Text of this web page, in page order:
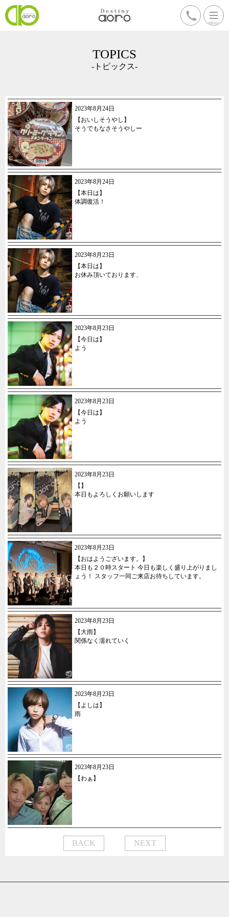
TOPICS
-トピックス-
2023年8月24日
【おいしそうやし】
そうでもなさそうやしー
2023年8月24日
【本日は】
体調復活！
2023年8月23日
【本日は】
お休み頂いております、
2023年8月23日
【今日は】
よう
2023年8月23日
【今日は】
よう
2023年8月23日
【】
本日もよろしくお願いします
2023年8月23日
【おはようございます。】
本日も２０時スタート 今日も楽しく盛り上がりまし
ょう！ スタッフ一同ご来店お待ちしています。
2023年8月23日
【大雨】
関係なく濡れていく
2023年8月23日
【よしは】
雨
2023年8月23日
【わぁ】
BACK NEXT